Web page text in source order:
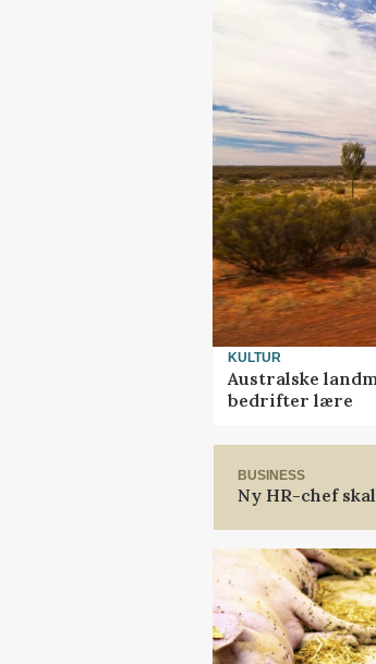
KULTUR
Australske
bedrifter lære
BUSINESS
Ny HR-chef